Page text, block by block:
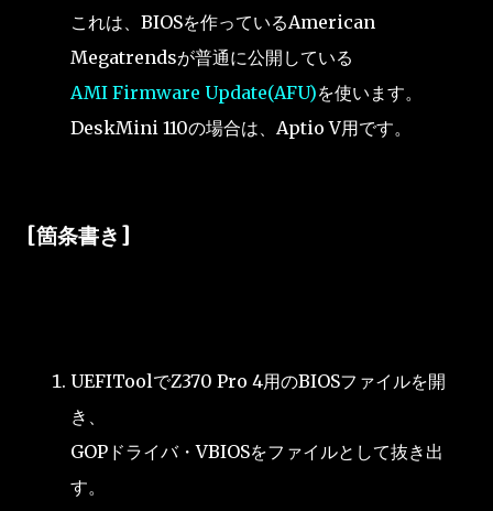
これは、BIOSを作っているAmerican
Megatrendsが普通に公開している
AMI Firmware Update(AFU)を使います。
DeskMini 110の場合は、Aptio V用です。
[箇条書き]
UEFIToolでZ370 Pro 4用のBIOSファイルを開
き、
GOPドライバ・VBIOSをファイルとして抜き出
す。